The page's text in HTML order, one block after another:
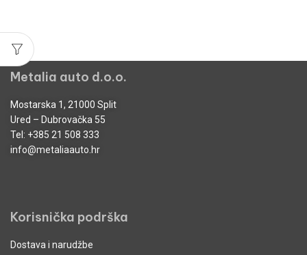
Metalia auto d.o.o.
Mostarska 1, 21000 Split
Ured – Dubrovačka 55
Tel: +385 21 508 333
info@metaliaauto.hr
Korisnička podrška
Dostava i narudžbe